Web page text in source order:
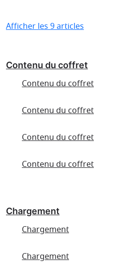
Afficher les 9 articles
Contenu du coffret
Contenu du coffret
Contenu du coffret
Contenu du coffret
Contenu du coffret
Chargement
Chargement
Chargement